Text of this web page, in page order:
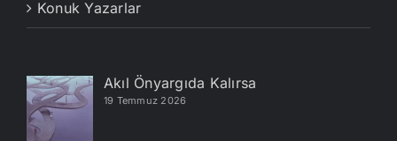
Konuk Yazarlar
Akıl Önyargıda Kalırsa
19 Temmuz 2026